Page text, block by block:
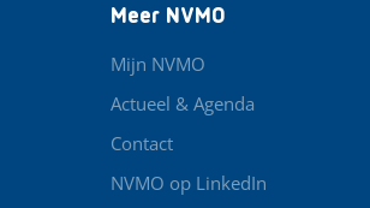
Meer NVMO
Mijn NVMO
Actueel & Agenda
Contact
NVMO op LinkedIn